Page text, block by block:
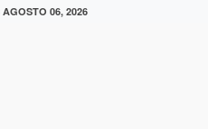
AGOSTO 06, 2026